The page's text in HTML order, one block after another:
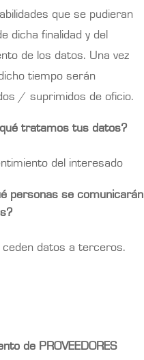
que se pudieran
dicha finalidad y del
de los datos. Una vez
tiempo serán
/ suprimidos de oficio.
tratamos tus datos?
del interesado
personas se comunicarán
datos a terceros.
de PROVEEDORES